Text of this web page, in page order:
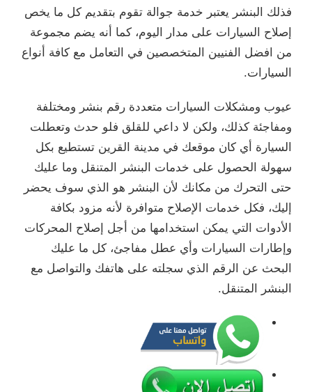
فذلك البنشر يعتبر خدمة جوالة تقوم بتقديم كل ما يخص
إصلاح السيارات على مدار اليوم، كما أنه يضم مجموعة
من افضل الفنيين المتخصصين في التعامل مع كافة أنواع
السيارات.
عيوب ومشكلات السيارات متعددة رقم بنشر ومختلفة
ومفاجئة كذلك، ولكن لا داعي للقلق فلو حدث وتعطلت
السيارة أي كان موقعك في مدينة القرين تستطيع بكل
سهولة الحصول على خدمات البنشر المتنقل وما عليك
حتى التحرك من مكانك لأن البنشر هو الذي سوف يحضر
إليك، فكل خدمات الإصلاح متوافرة لأنه مزود بكافة
الأدوات التي يمكن استخدامها من أجل إصلاح المحركات
وإطارات السيارات وأي عطل مفاجئ، كل ما عليك
البحث عن الرقم الذي سجلته على هاتفك والتواصل مع
البنشر المتنقل.